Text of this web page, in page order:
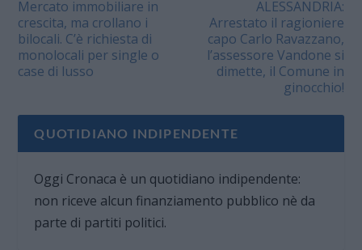
Mercato immobiliare in
crescita, ma crollano i
bilocali. C’è richiesta di
monolocali per single o
case di lusso
ALESSANDRIA:
Arrestato il ragioniere
capo Carlo Ravazzano,
l’assessore Vandone si
dimette, il Comune in
ginocchio!
QUOTIDIANO INDIPENDENTE
Oggi Cronaca è un quotidiano indipendente:
non riceve alcun finanziamento pubblico nè da
parte di partiti politici.